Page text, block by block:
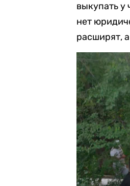
выкупать у
нет
расширят,